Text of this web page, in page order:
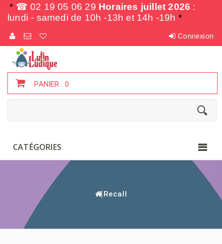
* ☎ 02 19 05 06 29 Horaires juillet 2026 :
lundi - samedi de 10h -13h et 14h -19h *
Connexion
PANIER :0
CATÉGORIES
Recall